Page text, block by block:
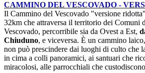
CAMMINO DEL VESCOVADO -
Il Cammino del Vescovado "versione
32km che attraversa il territorio dei Comuni
Vescovado, percorribile sia da Ovest a Est,
Chiuduno, e viceversa. È un cammino
non può prescindere dai luoghi di culto che
in cima a colli panoramici, ai santuari che
miracolosi, alle parrocchiali che